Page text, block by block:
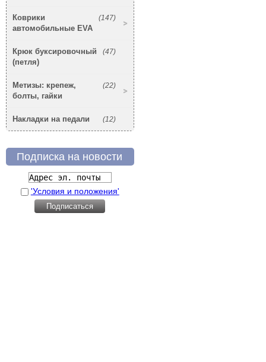
(147)
Коврики
автомобильные EVA
(47)
Крюк буксировочный
(петля)
(22)
Метизы: крепеж,
болты, гайки
(12)
Накладки на педали
Подписка на новости
'Условия и положения'